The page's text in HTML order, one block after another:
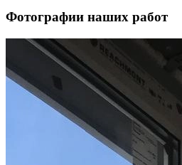
Фотографии наших работ